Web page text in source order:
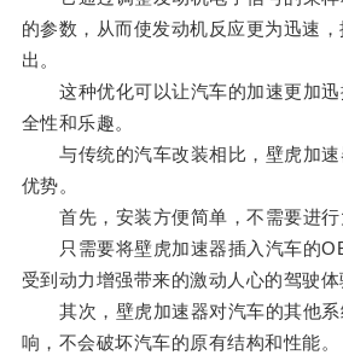
的参数，从而使发动机反应更为迅速
出。
这种优化可以让汽车的加速更加迅
全性和乐趣。
与传统的汽车改装相比，壁虎加速
优势。
首先，安装方便简单，不需要进行
只需要将壁虎加速器插入汽车的
受到动力增强带来的激动人心的驾驶体
其次，壁虎加速器对汽车的其他系
响，不会破坏汽车的原有结构和性能。